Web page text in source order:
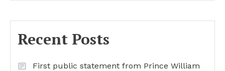
Recent Posts
First public statement from Prince William